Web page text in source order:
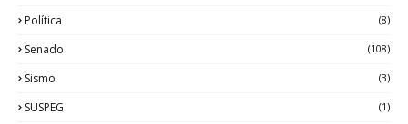
Política (8)
Senado (108)
Sismo (3)
SUSPEG (1)